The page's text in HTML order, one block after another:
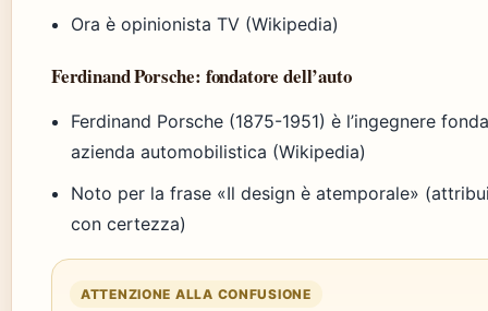
Ora è opinionista TV (Wikipedia)
Ferdinand Porsche: fondatore dell’auto
Ferdinand Porsche (1875-1951) è l’ingegnere
azienda automobilistica (Wikipedia)
Noto per la frase «Il design è atemporale»
con certezza)
ATTENZIONE ALLA CONFUSIONE